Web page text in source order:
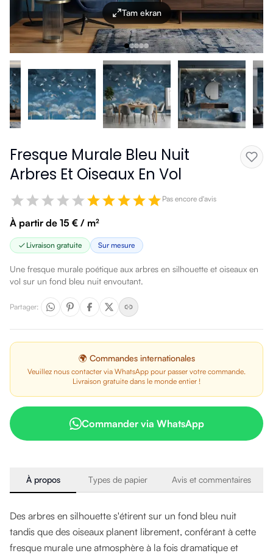
Tam ekran
Fresque Murale Bleu Nuit
Arbres Et Oiseaux En Vol
Pas encore d'avis
À partir de 15 € / m²
Livraison gratuite Sur mesure
Une fresque murale poétique aux arbres en silhouette et oiseaux en
vol sur un fond bleu nuit envoutant.
Partager:
🌍 Commandes internationales
Veuillez nous contacter via WhatsApp pour passer votre commande.
Livraison gratuite dans le monde entier !
Commander via WhatsApp
À propos Types de papier Avis et commentaires
Des arbres en silhouette s'étirent sur un fond bleu nuit
tandis que des oiseaux planent librement, conférant à cette
fresque murale une atmosphère à la fois dramatique et